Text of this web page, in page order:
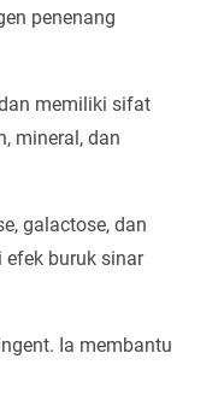
penenang
memiliki sifat
mineral, dan
galactose, dan
efek buruk sinar
Ia membantu